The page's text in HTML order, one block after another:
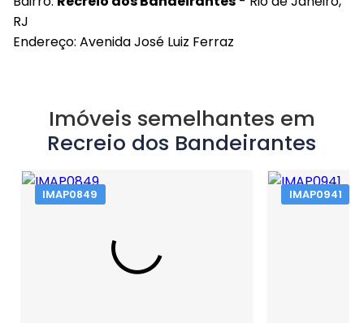
RJ
Endereço: Avenida José Luiz Ferraz
Imóveis semelhantes em
Recreio dos Bandeirantes
IMAP0849 IMAP0941